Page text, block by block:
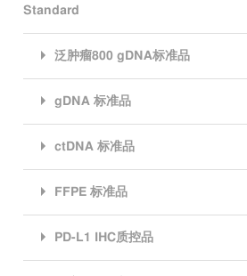
Standard
泛肿瘤800 gDNA标准品
gDNA 标准品
ctDNA 标准品
FFPE 标准品
PD-L1 IHC质控品